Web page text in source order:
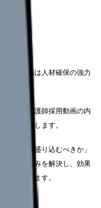
機関の方
採用動画は人材確保の強力
まえた看護師採用動画の内
をご紹介します。
な内容を盛り込むべきか」
いった悩みを解決し、効果
を提供します。